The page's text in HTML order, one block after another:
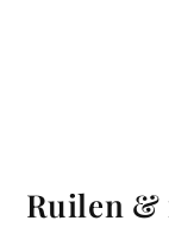
Ruilen